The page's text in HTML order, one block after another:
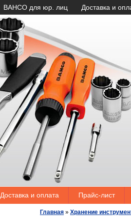
BAHCO для юр. лиц Доставка и
Доставка и оплата Прайс-лист
Главная » Хранение